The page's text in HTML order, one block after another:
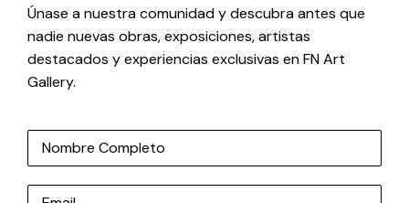
Únase a nuestra comunidad y descubra antes que
nadie nuevas obras, exposiciones, artistas
destacados y experiencias exclusivas en FN Art
Gallery.
Nombre Completo